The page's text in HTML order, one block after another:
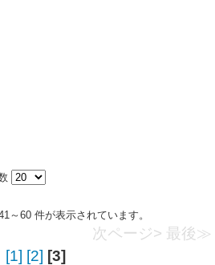
～60 件が表示されています。
次ページ> 最後≫
[1] [2] [3]